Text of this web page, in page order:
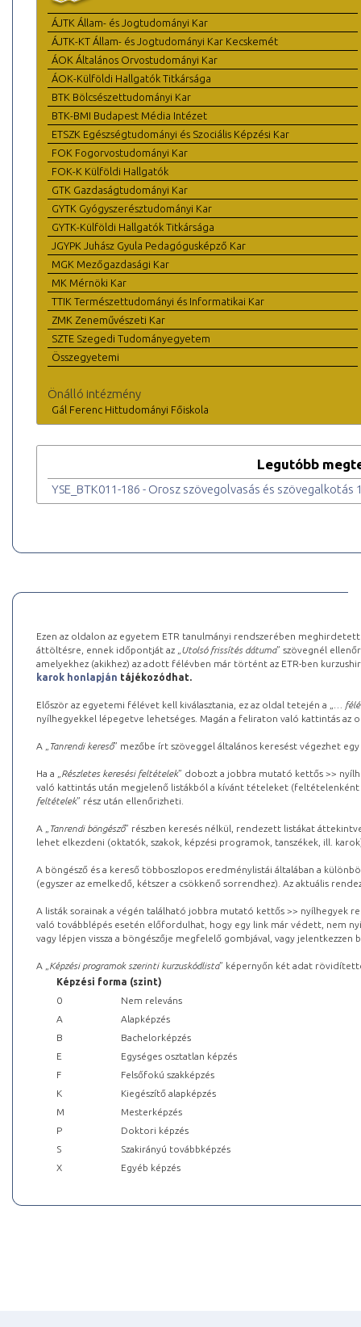
ÁJTK Állam- és Jogtudományi Kar
ÁJTK-KT Állam- és Jogtudományi Kar Kecskemét
ÁOK Általános Orvostudományi Kar
ÁOK-Külföldi Hallgatók Titkársága
BTK Bölcsészettudományi Kar
BTK-BMI Budapest Média Intézet
ETSZK Egészségtudományi és Szociális Képzési Kar
FOK Fogorvostudományi Kar
FOK-K Külföldi Hallgatók
GTK Gazdaságtudományi Kar
GYTK Gyógyszerésztudományi Kar
GYTK-Külföldi Hallgatók Titkársága
JGYPK Juhász Gyula Pedagógusképző Kar
MGK Mezőgazdasági Kar
MK Mérnöki Kar
TTIK Természettudományi és Informatikai Kar
ZMK Zeneművészeti Kar
SZTE Szegedi Tudományegyetem
Összegyetemi
Önálló intézmény
Gál Ferenc Hittudományi Főiskola
Legutóbb
YSE_BTK011-186 - Orosz szövegolvasás és szövegalkotás
Ezen az oldalon az egyetem ETR tanulmányi rendszerében
áttöltésre, ennek időpontját az „ Utolsó frissítés dátuma” szövegnél
amelyekhez (akikhez) az adott félévben már történt az ETR-ben
karok honlapján tájékozódhat.
Először az egyetemi félévet kell kiválasztania, ez az oldal tetején a „
…
nyílhegyekkel lépegetve lehetséges. Magán a feliraton való kattintás az
A „ Tanrendi kereső” mezőbe írt szöveggel általános keresést végezhet
Ha a „ Részletes keresési feltételek” dobozt a jobbra mutató kettős >>
való kattintás után megjelenő listákból a kívánt tételeket (feltételenként
feltételek” rész után ellenőrizheti.
A „ Tanrendi böngésző” részben keresés nélkül, rendezett listákat
lehet elkezdeni (oktatók, szakok, képzési programok, tanszékek, ill.
A böngésző és a kereső többoszlopos eredménylistái általában a
(egyszer az emelkedő, kétszer a csökkenő sorrendhez). Az aktuális
A listák sorainak a végén található jobbra mutató kettős >> nyílhegyek
való továbblépés esetén előfordulhat, hogy egy link már védett, nem
vagy lépjen vissza a böngészője megfelelő gombjával, vagy
A „ Képzési programok szerinti kurzuskódlista” képernyőn két adat
Képzési forma (szint)
0
Nem releváns
A
Alapképzés
B
Bachelorképzés
E
Egységes osztatlan képzés
F
Felsőfokú szakképzés
K
Kiegészítő alapképzés
M
Mesterképzés
P
Doktori képzés
S
Szakirányú továbbképzés
X
Egyéb képzés